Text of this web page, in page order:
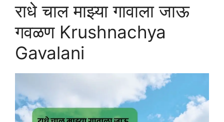
राधे चाल माझ्या गावाला जाऊ
गवळण Krushnachya
Gavalani